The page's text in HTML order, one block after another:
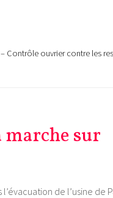
– Contrôle ouvrier contre les
marche sur
l’évacuation de l’usine de